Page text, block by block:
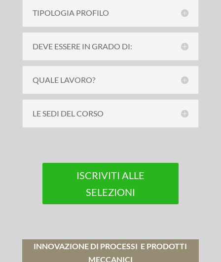
TIPOLOGIA PROFILO
DEVE ESSERE IN GRADO DI:
QUALE LAVORO?
LE SEDI DEL CORSO
ISCRIVITI ALLE
SELEZIONI
INNOVAZIONE DI PROCESSI E PRODOTTI
MECCANICI